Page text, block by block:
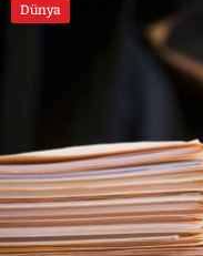
Dünya